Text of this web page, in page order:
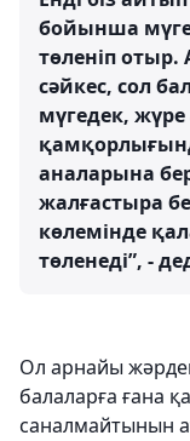
бойынша
төленіп
сәйкес, сол
мүгедек,
аналарына
жалғастыра
көлемінде
төленеді”, -
Ол арнайы
балаларға ғана
саналмайтынын